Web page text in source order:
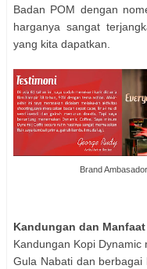
Badan POM dengan
harganya sangat
yang kita dapatkan.
Brand
Kandungan dan
Kandungan Kopi Dynamic
Gula Nabati dan